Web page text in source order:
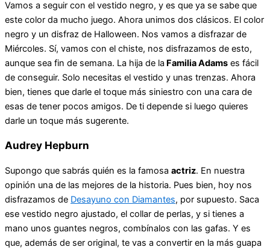
Vamos a seguir con el vestido negro, y es que ya se sabe que
este color da mucho juego. Ahora unimos dos clásicos. El color
negro y un disfraz de Halloween. Nos vamos a disfrazar de
Miércoles. Sí, vamos con el chiste, nos disfrazamos de esto,
aunque sea fin de semana. La hija de la Familia Adams es fácil
de conseguir. Solo necesitas el vestido y unas trenzas. Ahora
bien, tienes que darle el toque más siniestro con una cara de
esas de tener pocos amigos. De ti depende si luego quieres
darle un toque más sugerente.
Audrey Hepburn
Supongo que sabrás quién es la famosa actriz. En nuestra
opinión una de las mejores de la historia. Pues bien, hoy nos
disfrazamos de Desayuno con Diamantes, por supuesto. Saca
ese vestido negro ajustado, el collar de perlas, y si tienes a
mano unos guantes negros, combínalos con las gafas. Y es
que, además de ser original, te vas a convertir en la más guapa